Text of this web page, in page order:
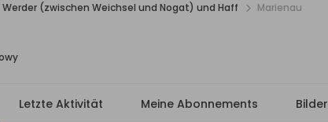
Werder (zwischen Weichsel und Nogat) und Haff Marienau
Letzte Aktivität Meine Abonnements Bilder